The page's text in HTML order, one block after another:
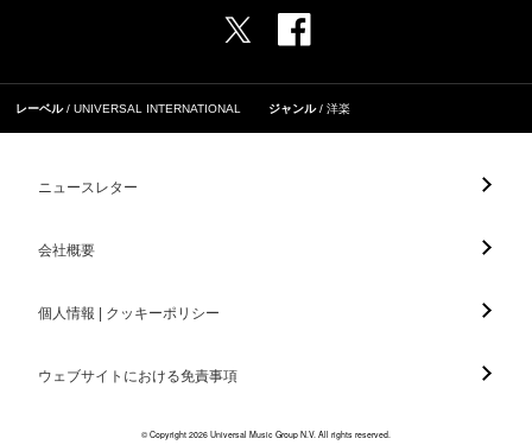
レーベル UNIVERSAL INTERNATIONAL ジャンル 洋楽
ニュースレター
会社概要
個人情報 | クッキーポリシー
ウェブサイトにおける免責事項
© Copyright 2026 Universal Music Group N.V. All rights reserved.